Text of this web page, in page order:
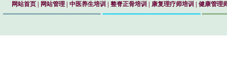
网站首页 网站管理 中医养生培训 整脊正骨培训 康复理疗师培训 健康管理